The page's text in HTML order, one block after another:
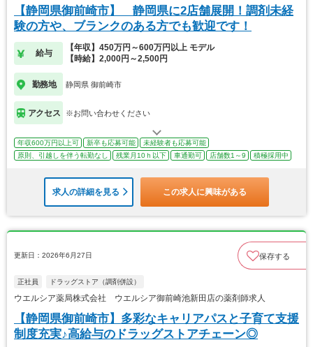
【静岡県御前崎市】 静岡県に2店舗展開！調剤未経
験の方や、ブランクのある方でも歓迎です！
給与
【年収】450万円～600万円以上 モデル
【時給】2,000円～2,500円
勤務地 静岡県 御前崎市
アクセス ※お問い合わせください
年収600万円以上可 新卒も応募可能
未経験者も応募可能
原則、引越しを伴う転勤なし
残業月10ｈ以下 車通勤可 店舗数1～9 積極採用中
求人の詳細を見る この求人に興味がある
更新日：2026年6月27日 保存する
正社員 ドラッグストア（調剤併設）
ウエルシア薬局株式会社 ウエルシア御前崎池新田店の薬剤師求人
【静岡県御前崎市】多彩なキャリアパスと子育て支援
制度充実♪高給与のドラッグストアチェーン◎